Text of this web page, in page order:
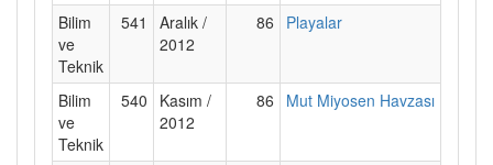
Bilim
ve
Teknik
541
Aralık /
2012
86 Playalar
Bilim
ve
Teknik
540
Kasım /
2012
86 Mut Miyosen Havzası